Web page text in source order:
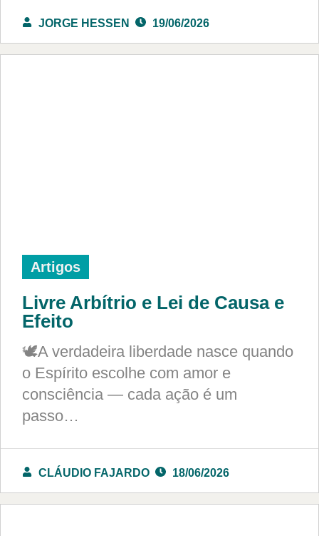
JORGE HESSEN 19/06/2026
Artigos
Livre Arbítrio e Lei de Causa e
Efeito
🕊️A verdadeira liberdade nasce quando
o Espírito escolhe com amor e
consciência — cada ação é um
passo…
CLÁUDIO FAJARDO 18/06/2026